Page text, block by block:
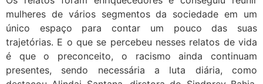
mulheres de vários segmentos da sociedade em um
único espaço para contar um pouco das suas
trajetórias. E o que se percebeu nesses relatos de vida
é que o preconceito, o racismo ainda continuam
presentes, sendo necessária a luta diária, como